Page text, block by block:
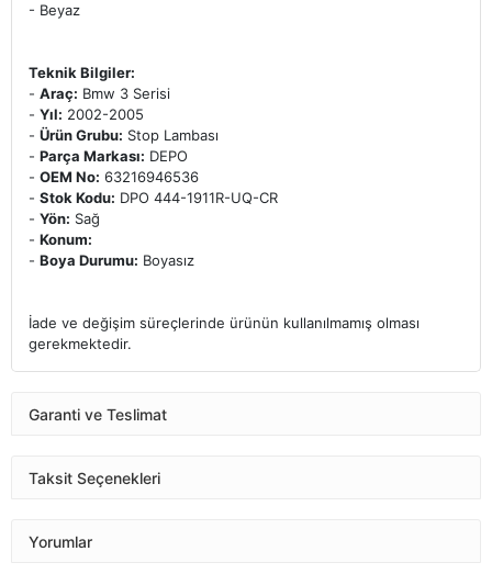
- Beyaz
Teknik Bilgiler:
- Araç: Bmw 3 Serisi
- Yıl: 2002-2005
- Ürün Grubu: Stop Lambası
- Parça Markası: DEPO
- OEM No: 63216946536
- Stok Kodu: DPO 444-1911R-UQ-CR
- Yön: Sağ
- Konum:
- Boya Durumu: Boyasız
İade ve değişim süreçlerinde ürünün kullanılmamış olması
gerekmektedir.
Garanti ve Teslimat
Taksit Seçenekleri
Yorumlar